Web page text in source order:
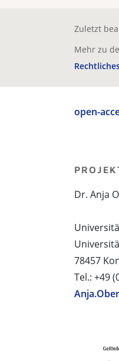
Zuletzt
Mehr zu
open-
Dr. Anja
78457
Tel.: +49